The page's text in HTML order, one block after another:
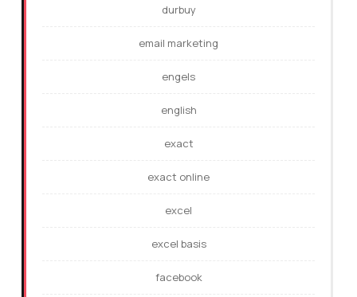
durbuy
email marketing
engels
english
exact
exact online
excel
excel basis
facebook